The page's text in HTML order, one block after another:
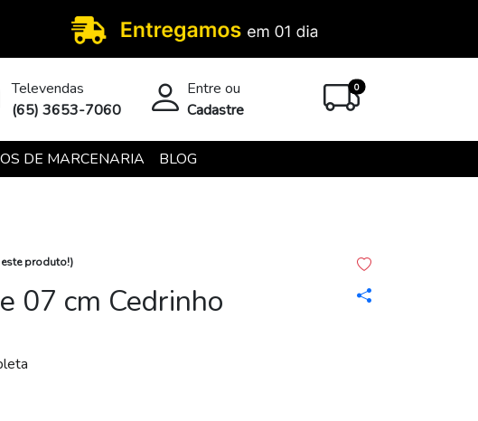
Televendas
(65) 3653-7060
Entre ou
Cadastre
0unread messages
DE MARCENARIA BLOG
produto!)
07 cm Cedrinho